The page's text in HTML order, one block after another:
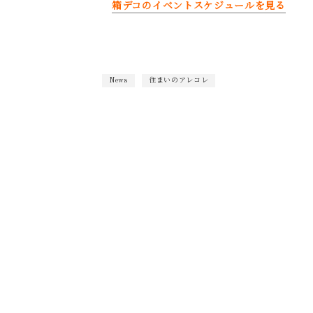
箱デコのイベントスケジュールを見る
News 住まいのアレコレ